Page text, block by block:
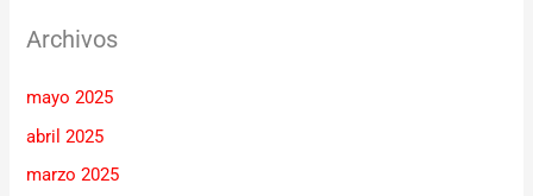
Archivos
mayo 2025
abril 2025
marzo 2025